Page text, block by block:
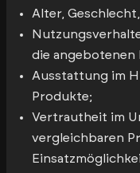
Alter,
die
Ausstattung im
Produkte;
Vertrautheit im
vergleichbaren